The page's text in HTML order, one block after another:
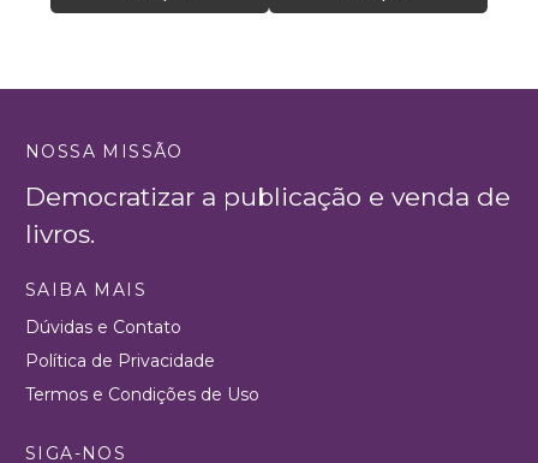
NOSSA MISSÃO
Democratizar a publicação e venda de
livros.
SAIBA MAIS
Dúvidas e Contato
Política de Privacidade
Termos e Condições de Uso
SIGA-NOS